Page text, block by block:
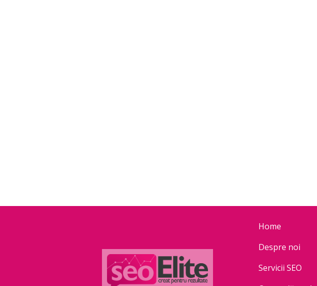
Home
Despre noi
Servicii SEO